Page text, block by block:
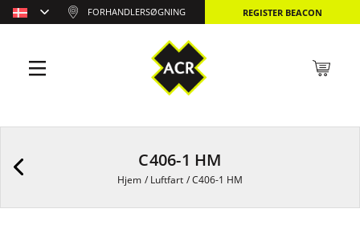
C406-1 HM
Hjem /Luftfart /C406-1 HM
FORHANDLERSØGNING REGISTER BEACON